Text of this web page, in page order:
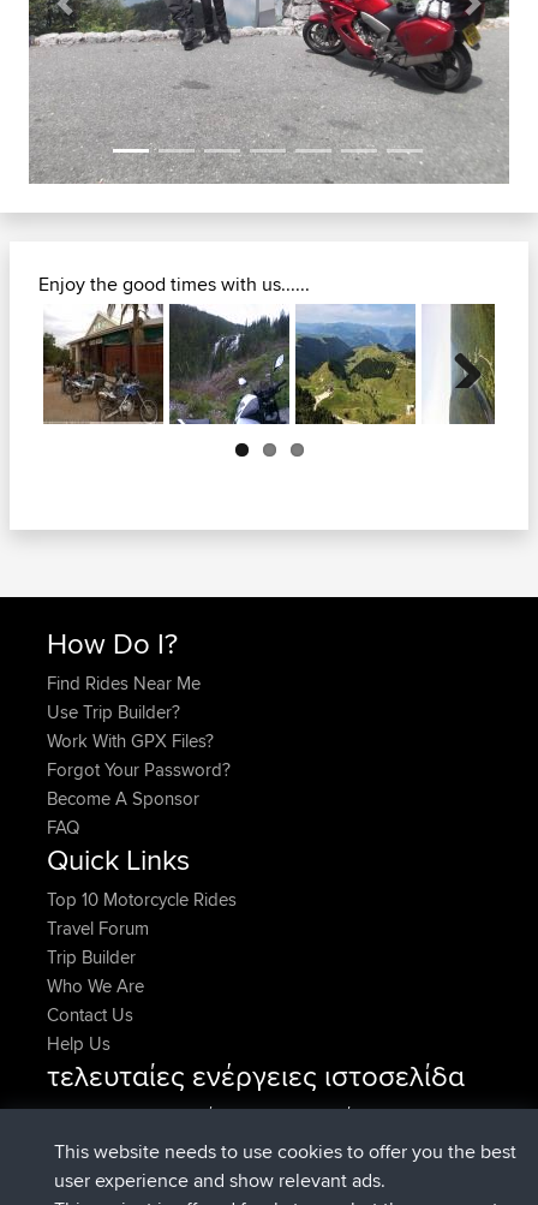
Previous Next
Enjoy the good times with us......
Next
How Do I?
Find Rides Near Me
Use Trip Builder?
Work With GPX Files?
Forgot Your Password?
Become A Sponsor
FAQ
Quick Links
Top 10 Motorcycle Rides
Travel Forum
Trip Builder
Who We Are
Contact Us
Help Us
τελευταίες ενέργειες ιστοσελίδα
denerocharlesσυνδέθηκε στοBBRΤώρα
TheMagusσυνδέθηκε στοBBRΠριν από 4 min
popovazariσυνδέθηκε στοBBRΠριν από 10 min
This website needs to use cookies to offer you the best
user experience and show relevant ads.